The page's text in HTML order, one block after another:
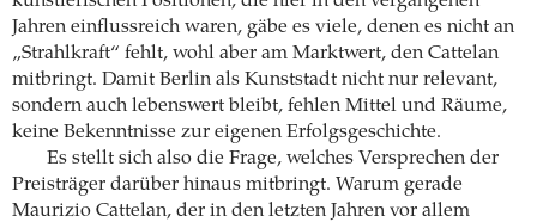
Jahren einflussreich waren, gäbe es viele, denen es nicht an
„Strahlkraft“ fehlt, wohl aber am Marktwert, den Cattelan
mitbringt. Damit Berlin als Kunststadt nicht nur relevant,
sondern auch lebenswert bleibt, fehlen Mittel und Räume,
keine Bekenntnisse zur eigenen Erfolgsgeschichte.
Es stellt sich also die Frage, welches Versprechen der
Preisträger darüber hinaus mitbringt. Warum gerade
Maurizio Cattelan, der in den letzten Jahren vor allem